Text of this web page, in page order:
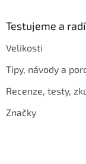
Testujeme a
Velikosti
Tipy, návody a
Recenze, testy,
Značky